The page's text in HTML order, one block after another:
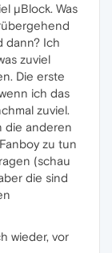
µBlock. Was
dann? Ich
zuviel
Die erste
ich das
zuviel.
die anderen
zu tun
(schau
die sind
wieder, vor